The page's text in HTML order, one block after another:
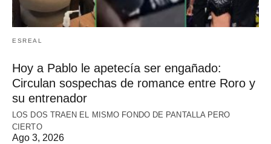
ESREAL
Hoy a Pablo le apetecía ser engañado:
Circulan sospechas de romance entre Roro y
su entrenador
LOS DOS TRAEN EL MISMO FONDO DE PANTALLA PERO
CIERTO
Ago 3, 2026